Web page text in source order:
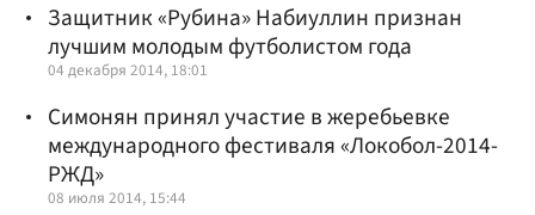
Защитник «Рубина» Набиуллин признан
лучшим молодым футболистом года
04 декабря 2014, 18:01
Симонян принял участие в жеребьевке
международного фестиваля «Локобол-2014-
РЖД»
08 июля 2014, 15:44